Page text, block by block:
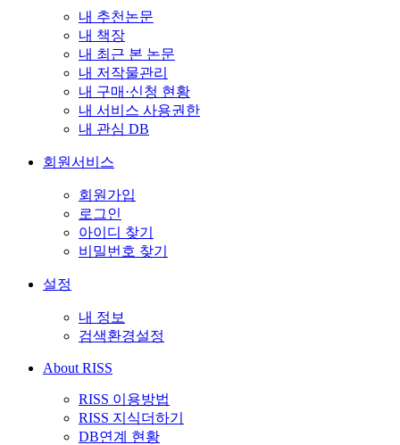
내 추천논문
내 책장
내 최근 본 논문
내 저작물관리
내 구매·신청 현황
내 서비스 사용권한
내 관심 DB
회원서비스
회원가입
로그인
아이디 찾기
비밀번호 찾기
설정
내 정보
검색환경설정
About RISS
RISS 이용방법
RISS 지식더하기
DB연계 현황